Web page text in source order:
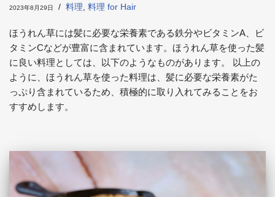
2023年8月29日 料理, 料理 for Hair
ほうれん草には髪に必要な栄養素である鉄分やビタミンA、ビ
タミンCなどが豊富に含まれています。ほうれん草を使った髪
に良い料理としては、以下のようなものがあります。 以上の
ように、ほうれん草を使った料理は、髪に必要な栄養素がた
っぷり含まれているため、積極的に取り入れてみることをお
すすめします。